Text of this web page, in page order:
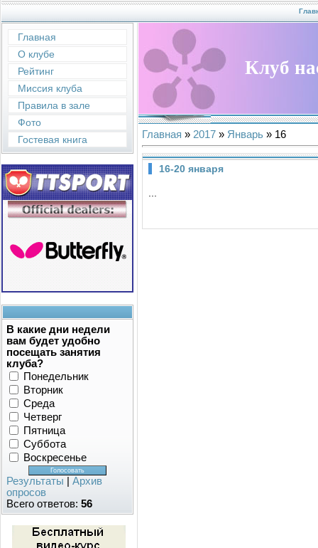
Главная
О клубе
Рейтинг
Миссия клуба
Правила в зале
Фото
Гостевая книга
В какие дни недели
вам будет удобно
посещать занятия
клуба?
Понедельник
Вторник
Среда
Четверг
Пятница
Суббота
Воскресенье
Результаты
Архив
опросов
Всего ответов: 56
Клуб
Главная » 2017 » Январь » 16
16-20 января